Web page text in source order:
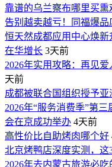
靠谱的乌兰察布哪里买熏
告别越卖越亏！同福爆
恒天然成都应用中心焕
在华增长 3天前
2026年实用攻略：再见
天前
成都被联合国组织授予亚
2026年“服务消费季”第
会在京成功举办 4天前
高性价比自助烤肉哪个好
北京烤鸭店深度实测，这
2026年去内蒙古旅游必